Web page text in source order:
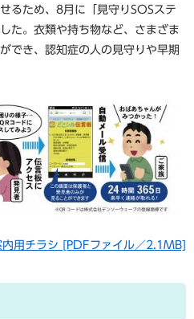
るため、8月に「見守りSOSステ
た。衣類や持ち物など、さまざま
でき、認知症の人の見守りや早期
用チラシ [PDFファイル／2.1MB]